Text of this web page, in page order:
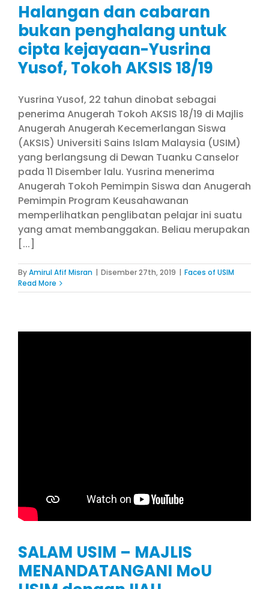
Halangan dan cabaran
bukan penghalang untuk
cipta kejayaan-Yusrina
Yusof, Tokoh AKSIS 18/19
Yusrina Yusof, 22 tahun dinobat sebagai
penerima Anugerah Tokoh AKSIS 18/19 di Majlis
Anugerah Anugerah Kecemerlangan Siswa
(AKSIS) Universiti Sains Islam Malaysia (USIM)
yang berlangsung di Dewan Tuanku Canselor
pada 11 Disember lalu. Yusrina menerima
Anugerah Tokoh Pemimpin Siswa dan Anugerah
Pemimpin Program Keusahawanan
memperlihatkan penglibatan pelajar ini suatu
yang amat membanggakan. Beliau merupakan
[...]
ByAmirul Afif Misran | Disember 27th, 2019 | Faces of USIM
Read More
SALAM USIM – MAJLIS
MENANDATANGANI MoU